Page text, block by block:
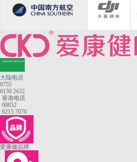
—香港长者医疗券指定牙科
大陆电话
0755
6130 2632
香港电话
00852
6215 7070
爱康健品牌